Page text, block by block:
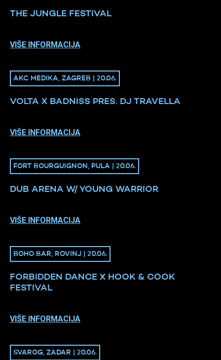
THE JUNGLE FESTIVAL
VIŠE INFORMACIJA
AKC MEDIKA, ZAGREB | 20.06.
VOLTA X BADNISS PRES. DJ TRAVELLA
VIŠE INFORMACIJA
FORT BOURGUIGNON, PULA | 20.06.
DUB ARENA W/ YOUNG WARRIOR
VIŠE INFORMACIJA
BOHO BAR, ROVINJ | 20.06.
FORBIDDEN DANCE X HOOK & COOK
FESTIVAL
VIŠE INFORMACIJA
SVAROG, ZADAR | 20.06.